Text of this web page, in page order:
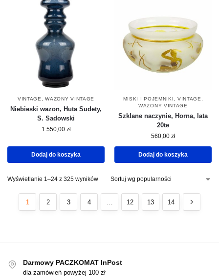
VINTAGE ,WAZONY VINTAGE
Niebieski wazon, Huta Sudety,
S. Sadowski
1 550,00 zł
Dodaj do koszyka
MISKI I POJEMNIKI VINTAGE
WAZONY VINTAGE
Szklane naczynie, Horna, lata
20te
560,00 zł
Dodaj do koszyka
Wyświetlanie 1–24 z 325 wyników
1 2 3 4 … 12 13 14
Darmowy PACZKOMAT InPost
dla zamówień powyżej 100 zł